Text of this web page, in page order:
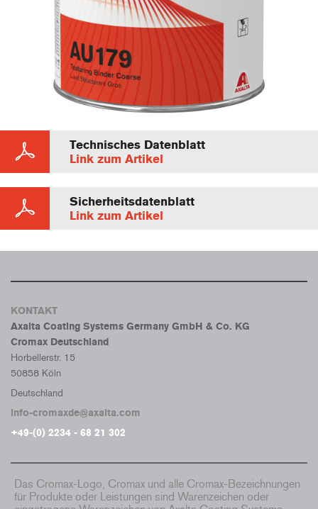
Technisches Datenblatt
Link zum Artikel
Sicherheitsdatenblatt
Link zum Artikel
KONTAKT
Axalta Coating Systems Germany GmbH & Co. KG
Cromax Deutschland
Horbellerstr. 15
50858 Köln
Deutschland
info-cromaxde@axalta.com
+49-(0) 2234 - 68 21 302
Das Cromax-Logo, Cromax und alle Cromax-Bezeichnungen
für Produkte oder Leistungen sind Warenzeichen oder